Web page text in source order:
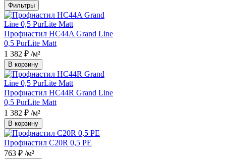
Фильтры
Профнастил НС44A Grand Line
0,5 PurLite Matt
1 382 ₽ /м²
В корзину
Профнастил НС44R Grand Line
0,5 PurLite Matt
1 382 ₽ /м²
В корзину
Профнастил С20R 0,5 PE
763 ₽ /м²